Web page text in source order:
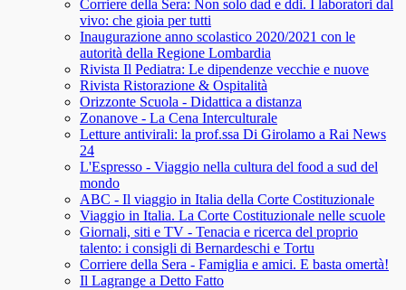
Corriere della Sera: Non solo dad e ddi. I laboratori dal
vivo: che gioia per tutti
Inaugurazione anno scolastico 2020/2021 con le
autorità della Regione Lombardia
Rivista Il Pediatra: Le dipendenze vecchie e nuove
Rivista Ristorazione & Ospitalità
Orizzonte Scuola - Didattica a distanza
Zonanove - La Cena Interculturale
Letture antivirali: la prof.ssa Di Girolamo a Rai News
24
L'Espresso - Viaggio nella cultura del food a sud del
mondo
ABC - Il viaggio in Italia della Corte Costituzionale
Viaggio in Italia. La Corte Costituzionale nelle scuole
Giornali, siti e TV - Tenacia e ricerca del proprio
talento: i consigli di Bernardeschi e Tortu
Corriere della Sera - Famiglia e amici. E basta omertà!
Il Lagrange a Detto Fatto